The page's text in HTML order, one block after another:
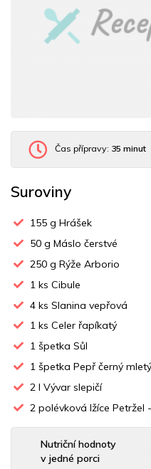
Čas přípravy: 35 minut
Suroviny
155 g Hrášek
50 g Máslo čerstvé
250 g Rýže Arborio
1 ks Cibule
4 ks Slanina vepřová
1 ks Celer řapíkatý
1 špetka Sůl
1 špetka Pepř černý
2 l Vývar slepičí
2 polévková lžíce Petržel
Nutriční hodnoty
v jedné porci